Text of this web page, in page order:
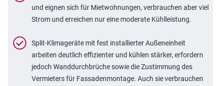
und eignen sich für Mietwohnungen, verbrauchen aber viel
Strom und erreichen nur eine moderate Kühlleistung.
Split-Klimageräte mit fest installierter Außeneinheit
arbeiten deutlich effizienter und kühlen stärker, erfordern
jedoch Wanddurchbrüche sowie die Zustimmung des
Vermieters für Fassadenmontage. Auch sie verbrauchen